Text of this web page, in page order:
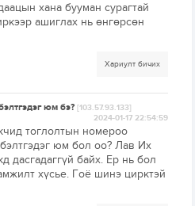
хана бууман сурагтай
ашиглах нь өнгөрсөн
Хариулт бичих
юм бэ?[103.57.93.133]
2024-01-17 22:54:59
тоглолтын номероо
юм бол оо? Лав Их
дасгадаггүй байх. Ер нь бол
хүсье. Гоё шинэ цирктэй